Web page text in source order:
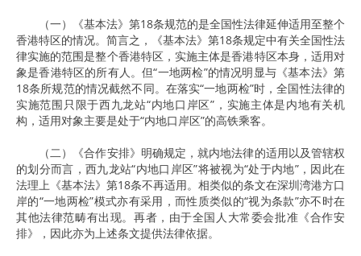
（一）《基本法》第18条规范的是全国性法律延伸适用至整个
香港特区的情况。简言之，《基本法》第18条规定中有关全国性法
律实施的范围是整个香港特区，实施主体是香港特区本身，适用对
象是香港特区的所有人。但“一地两检”的情况明显与《基本法》第
18条所规范的情况截然不同。在落实“一地两检”时，全国性法律的
实施范围只限于西九龙站“内地口岸区”，实施主体是内地有关机
构，适用对象主要是处于“内地口岸区”的高铁乘客。
（二）《合作安排》明确规定，就内地法律的适用以及管辖权
的划分而言，西九龙站“内地口岸区”将被视为“处于内地”，因此在
法理上《基本法》第18条不再适用。相类似的条文在深圳湾港方口
岸的“一地两检”模式亦有采用，而性质类似的“视为条款”亦不时在
其他法律范畴有出现。再者，由于全国人大常委会批准《合作安
排》，因此亦为上述条文提供法律依据。